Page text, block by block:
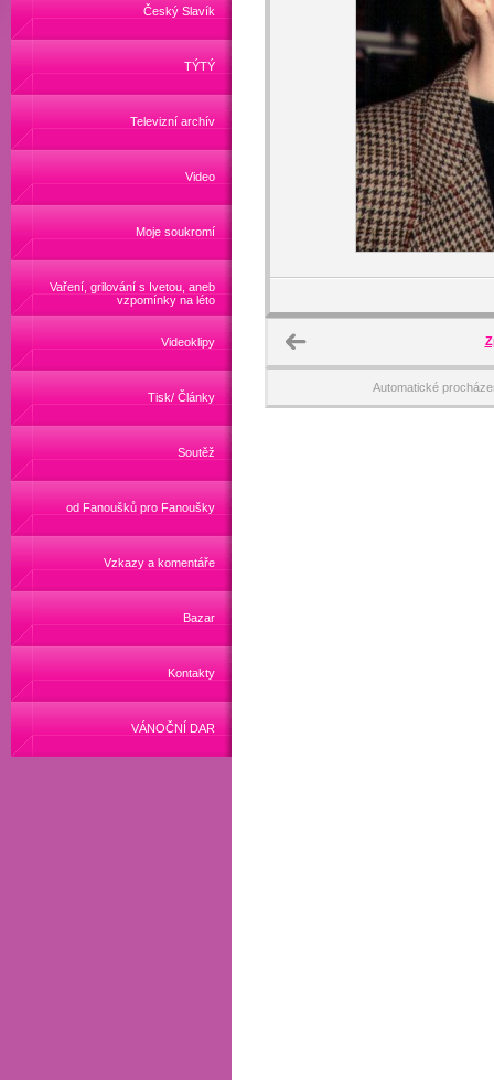
Český Slavík
TÝTÝ
Televizní archív
Video
Moje soukromí
Vaření, grilování s Ivetou, aneb
vzpomínky na léto
Videoklipy
Tisk/ Články
Soutěž
od Fanoušků pro Fanoušky
Vzkazy a komentáře
Bazar
Kontakty
VÁNOČNÍ DAR
Automatické